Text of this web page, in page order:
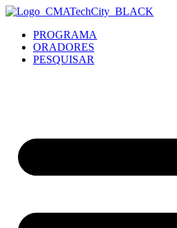
content
PROGRAMA
ORADORES
PESQUISAR